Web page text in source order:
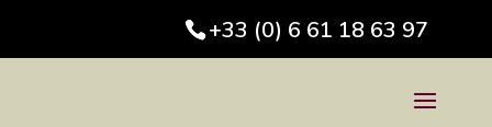
+33 (0) 6 61 18 63 97